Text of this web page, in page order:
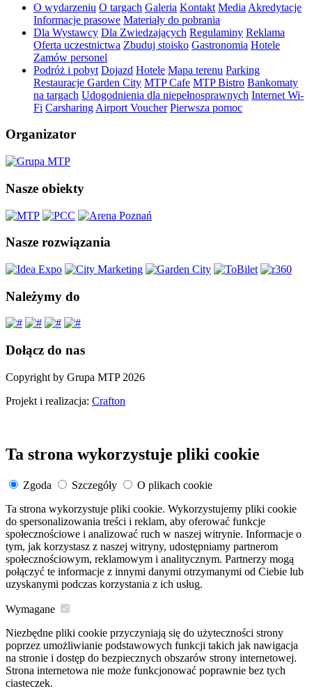
O wydarzeniu O targach Galeria Kontakt Media Akredytacje
Informacje prasowe Materiały do pobrania
Dla Wystawcy Dla Zwiedzających Regulaminy Reklama
Oferta uczestnictwa Zbuduj stoisko Gastronomia Hotele
Zamów personel
Podróż i pobyt Dojazd Hotele Mapa terenu Parking
Restauracje Garden City MTP Cafe MTP Bistro Bankomaty
na targach Udogodnienia dla niepełnosprawnych Internet Wi-
Fi Carsharing Airport Voucher Pierwsza pomoc
Organizator
Nasze obiekty
Nasze rozwiązania
Należymy do
Dołącz do nas
Copyright by Grupa MTP 2026
Projekt i realizacja: Crafton
Ta strona wykorzystuje pliki cookie
Zgoda Szczegóły
O plikach cookie
Ta strona wykorzystuje pliki cookie. Wykorzystujemy pliki cookie
do spersonalizowania treści i reklam, aby oferować funkcje
społecznościowe i analizować ruch w naszej witrynie. Informacje o
tym, jak korzystasz z naszej witryny, udostępniamy partnerom
społecznościowym, reklamowym i analitycznym. Partnerzy mogą
połączyć te informacje z innymi danymi otrzymanymi od Ciebie lub
uzyskanymi podczas korzystania z ich usług.
Wymagane
Niezbędne pliki cookie przyczyniają się do użyteczności strony
poprzez umożliwianie podstawowych funkcji takich jak nawigacja
na stronie i dostęp do bezpiecznych obszarów strony internetowej.
Strona internetowa nie może funkcjonować poprawnie bez tych
ciasteczek.